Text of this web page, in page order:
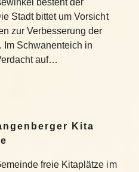
besteht der
Stadt bittet um Vorsicht
zur Verbesserung der
Im Schwanenteich in
auf…
Kita
freie Kitaplätze im